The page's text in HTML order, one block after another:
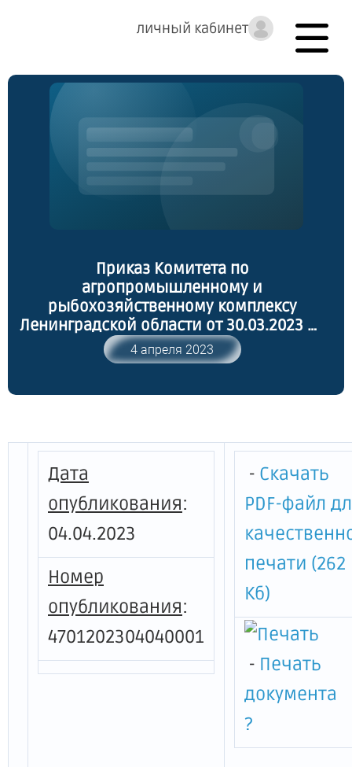
личный кабинет
Приказ Комитета по
агропромышленному и
рыбохозяйственному комплексу
Ленинградской области от 30.03.2023 №
14 "О внесении изменений в приказ
комитета по агропромышленному и
Ленинградской области от 13 апреля
документов для предоставления
субсидий в рамках государственной
программы Ленинградской области
"Комплексное развитие сельских
территорий Ленинградской области"
4 апреля 2023
Дата
опубликования:
04.04.2023
Номер
опубликования:
4701202304040001
- Скачать
PDF-файл
печати (262
Кб)
- Печать
документа
?